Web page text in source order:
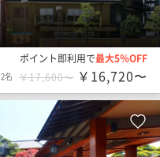
ポイント即利用で最大5％OFF
2名 ￥17,600〜 ￥16,720〜